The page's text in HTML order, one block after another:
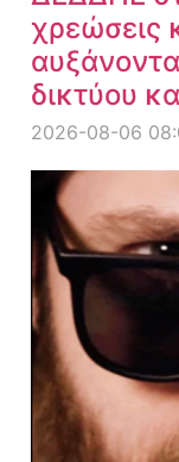
χρεώσεις
δικτύου
2026-08-06